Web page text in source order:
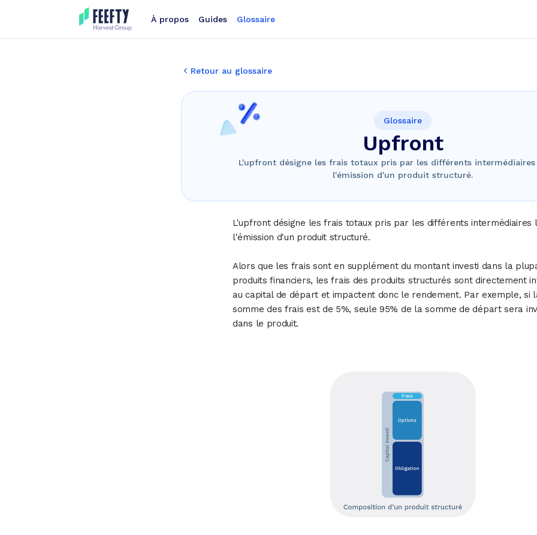
À propos Guides Glossaire
Retour au glossaire
Glossaire
Upfront
L'upfront désigne les frais totaux pris par les différents
l'émission d'un produit structuré.
L'upfront désigne les frais totaux pris par les différents intermédiaires
l'émission d'un produit structuré.
Alors que les frais sont en supplément du montant investi dans la
produits financiers, les frais des produits structurés sont directement
au capital de départ et impactent donc le rendement. Par exemple, si
somme des frais est de 5%, seule 95% de la somme de départ sera
dans le produit.